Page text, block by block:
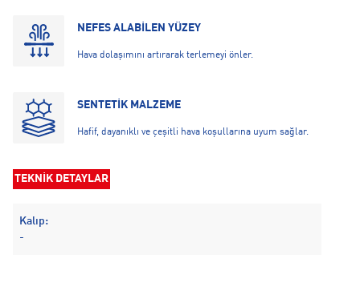
NEFES ALABİLEN YÜZEY
Hava dolaşımını artırarak terlemeyi önler.
SENTETİK MALZEME
Hafif, dayanıklı ve çeşitli hava koşullarına uyum sağlar.
TEKNİK DETAYLAR
Kalıp:
-